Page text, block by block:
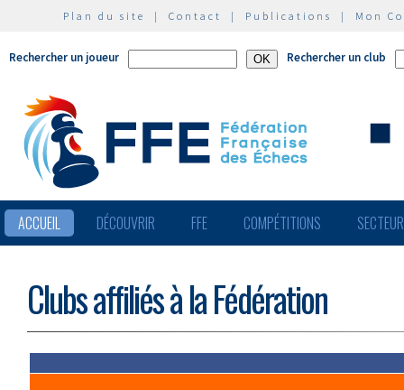
Plan du site | Contact | Publications | Mon
Rechercher un joueur Rechercher un club
ACCUEIL DÉCOUVRIR FFE COMPÉTITIONS
Clubs affiliés à la Fédération